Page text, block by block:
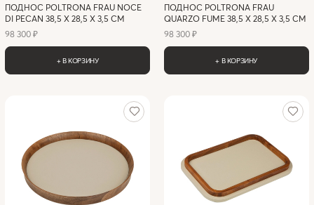
ПОДНОС POLTRONA FRAU NOCE
DI PECAN 38,5 X 28,5 Х 3,5 СМ
98 300 ₽
+ В КОРЗИНУ
ПОДНОС POLTRONA FRAU
QUARZO FUME 38,5 X 28,5 Х 3,5 СМ
98 300 ₽
+ В КОРЗИНУ